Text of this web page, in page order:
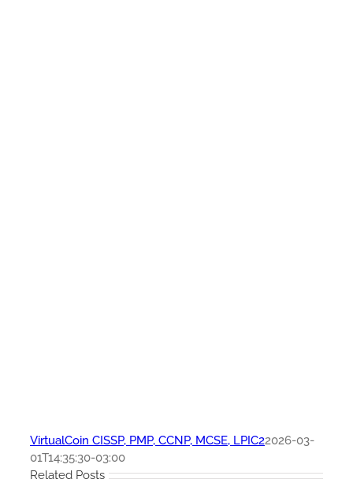
VirtualCoin CISSP, PMP, CCNP, MCSE, LPIC22026-03-
01T14:35:30-03:00
Related Posts